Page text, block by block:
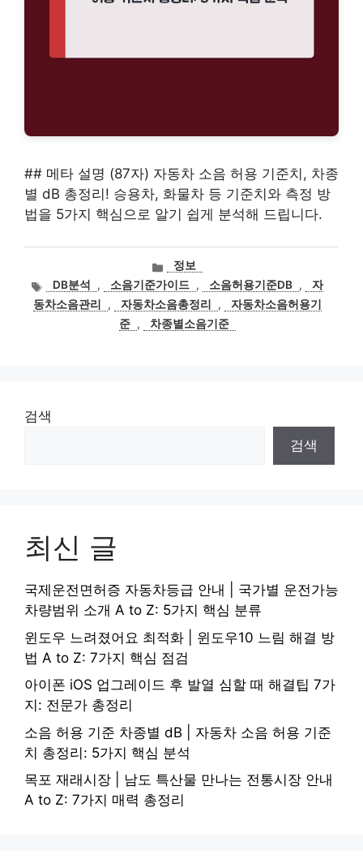
## 메타 설명 (87자) 자동차 소음 허용 기준치, 차종
별 dB 총정리! 승용차, 화물차 등 기준치와 측정 방
법을 5가지 핵심으로 알기 쉽게 분석해 드립니다.
카
테
고
리
정보
태
그
DB분석 , 소음기준가이드 , 소음허용기준DB ,
자
동차소음관리
, 자동차소음총정리 ,
자동차소음허용기
준 , 차종별소음기준
검색
검색
최신 글
국제운전면허증 자동차등급 안내 | 국가별 운전가능
차량범위 소개 A to Z: 5가지 핵심 분류
윈도우 느려졌어요 최적화 | 윈도우10 느림 해결 방
법 A to Z: 7가지 핵심 점검
아이폰 iOS 업그레이드 후 발열 심할 때 해결팁 7가
지: 전문가 총정리
소음 허용 기준 차종별 dB | 자동차 소음 허용 기준
치 총정리: 5가지 핵심 분석
목포 재래시장 | 남도 특산물 만나는 전통시장 안내
A to Z: 7가지 매력 총정리